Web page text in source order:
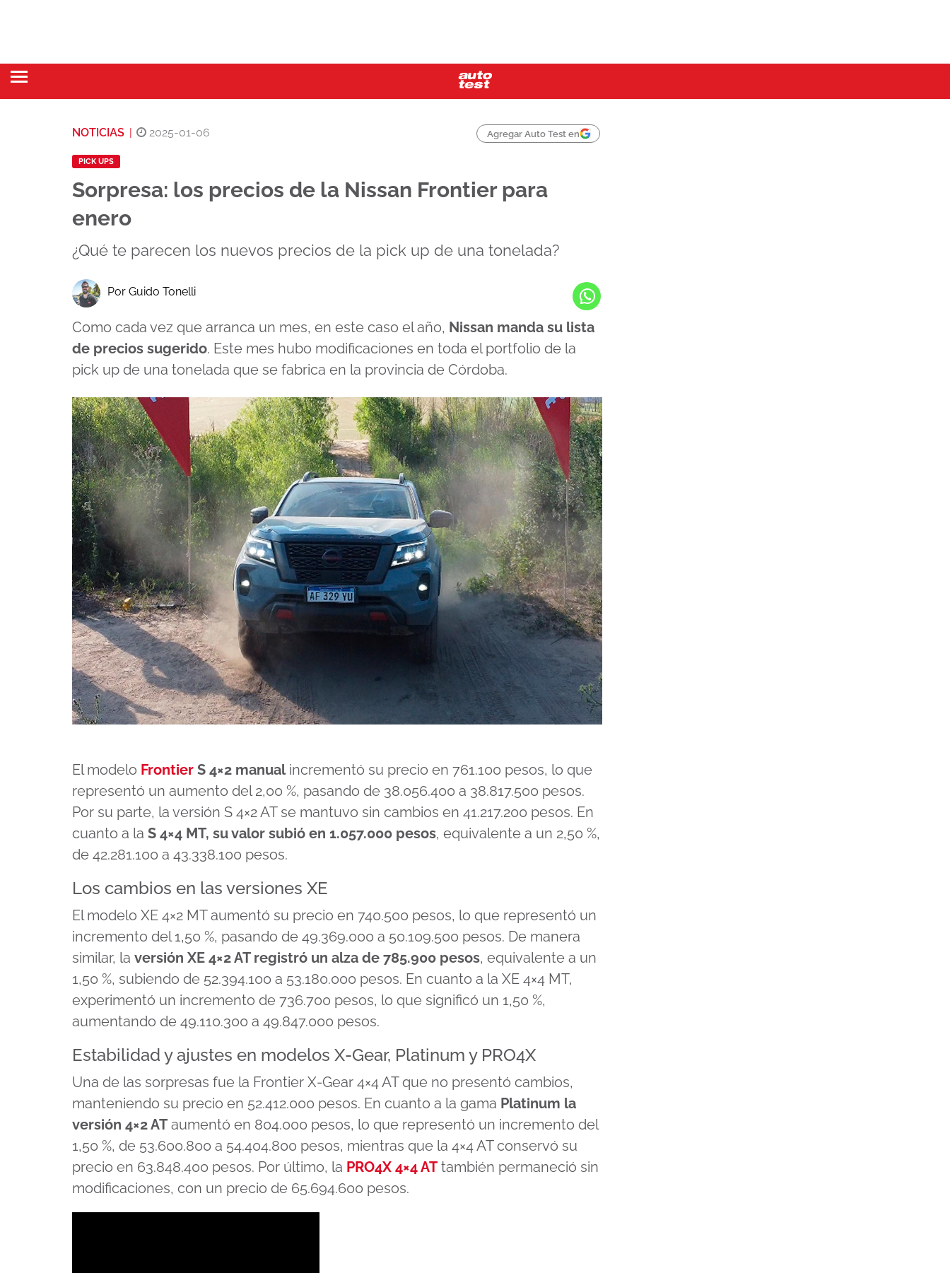
NOTICIAS 2025-01-06 Agregar Auto Test en
PICK UPS
Sorpresa: los precios de la Nissan Frontier para
enero
¿Qué te parecen los nuevos precios de la pick up de una tonelada?
Por Guido Tonelli
Como cada vez que arranca un mes, en este caso el año, Nissan manda su lista
de precios sugerido. Este mes hubo modificaciones en toda el portfolio de la
pick up de una tonelada que se fabrica en la provincia de Córdoba.
El modelo Frontier S 4×2 manualincrementó su precio en 761.100 pesos, lo que
representó un aumento del 2,00 %, pasando de 38.056.400 a 38.817.500 pesos.
Por su parte, la versión S 4×2 AT se mantuvo sin cambios en 41.217.200 pesos. En
cuanto a la S 4×4 MT, su valor subió en 1.057.000 pesos, equivalente a un 2,50 %,
de 42.281.100 a 43.338.100 pesos.
Los cambios en las versiones XE
El modelo XE 4×2 MT aumentó su precio en 740.500 pesos, lo que representó un
incremento del 1,50 %, pasando de 49.369.000 a 50.109.500 pesos. De manera
similar, la versión XE 4×2 AT registró un alza de 785.900 pesos, equivalente a un
1,50 %, subiendo de 52.394.100 a 53.180.000 pesos. En cuanto a la XE 4×4 MT,
experimentó un incremento de 736.700 pesos, lo que significó un 1,50 %,
aumentando de 49.110.300 a 49.847.000 pesos.
Estabilidad y ajustes en modelos X-Gear, Platinum y PRO4X
Una de las sorpresas fue la Frontier X-Gear 4×4 AT que no presentó cambios,
manteniendo su precio en 52.412.000 pesos. En cuanto a la gama Platinum la
versión 4×2 AT aumentó en 804.000 pesos, lo que representó un incremento del
1,50 %, de 53.600.800 a 54.404.800 pesos, mientras que la 4×4 AT conservó su
precio en 63.848.400 pesos. Por último, la PRO4X 4×4 AT también permaneció sin
modificaciones, con un precio de 65.694.600 pesos.